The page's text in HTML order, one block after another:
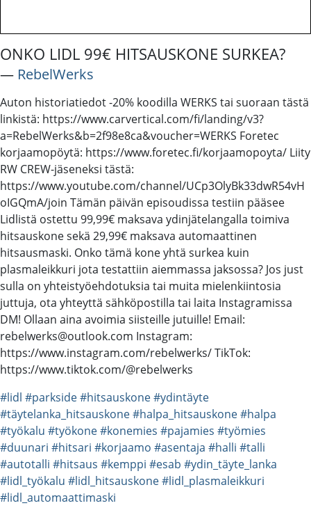
ONKO LIDL 99€ HITSAUSKONE SURKEA?
― RebelWerks
Auton historiatiedot -20% koodilla WERKS tai suoraan tästä
linkistä: https://www.carvertical.com/fi/landing/v3?
a=RebelWerks&b=2f98e8ca&voucher=WERKS Foretec
korjaamopöytä: https://www.foretec.fi/korjaamopoyta/ Liity
RW CREW-jäseneksi tästä:
https://www.youtube.com/channel/UCp3OlyBk33dwR54vH
oIGQmA/join Tämän päivän episoudissa testiin pääsee
Lidlistä ostettu 99,99€ maksava ydinjätelangalla toimiva
hitsauskone sekä 29,99€ maksava automaattinen
hitsausmaski. Onko tämä kone yhtä surkea kuin
plasmaleikkuri jota testattiin aiemmassa jaksossa? Jos just
sulla on yhteistyöehdotuksia tai muita mielenkiintosia
juttuja, ota yhteyttä sähköpostilla tai laita Instagramissa
DM! Ollaan aina avoimia siisteille jutuille! Email:
rebelwerks@outlook.com Instagram:
https://www.instagram.com/rebelwerks/ TikTok:
https://www.tiktok.com/@rebelwerks
#lidl #parkside#hitsauskone#ydintäyte
#täytelanka_hitsauskone#halpa_hitsauskone#halpa
#työkalu #työkone#konemies #pajamies #työmies
#duunari #hitsari #korjaamo #asentaja #halli #talli
#autotalli #hitsaus #kemppi #esab #ydin_täyte_lanka
#lidl_työkalu #lidl_hitsauskone#lidl_plasmaleikkuri
#lidl_automaattimaski